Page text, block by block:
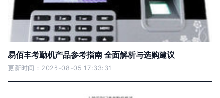
易佰丰考勤机产品参考指南 全面解析与选购建议
更新时间：2026-08-05 17:33:31